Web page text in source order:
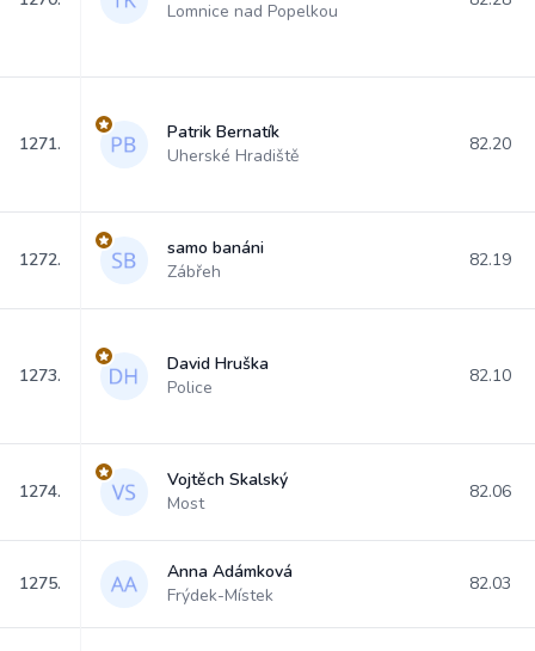
Lomnice nad Popelkou
1271.
Patrik Bernatík
Uherské Hradiště
82.20
1272.
samo banáni
Zábřeh
82.19
1273.
David Hruška
Police
82.10
1274.
Vojtěch Skalský
Most
82.06
1275.
Anna Adámková
Frýdek-Místek
82.03